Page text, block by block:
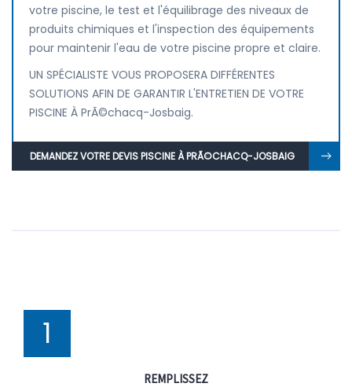
votre piscine, le test et l'équilibrage des niveaux de
produits chimiques et l'inspection des équipements
pour maintenir l'eau de votre piscine propre et claire.
UN SPÉCIALISTE VOUS PROPOSERA DIFFÉRENTES
SOLUTIONS AFIN DE GARANTIR L'ENTRETIEN DE VOTRE
PISCINE À PrÃ©chacq-Josbaig.
DEMANDEZ VOTRE DEVIS PISCINE À PRÃ©CHACQ-JOSBAIG
1
REMPLISSEZ